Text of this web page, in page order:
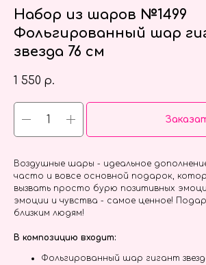
Набор из шаров №1499
Фольгированный шар
звезда 76 см
1 550 р.
Воздушные шары - идеальное
часто и вовсе основной подарок,
вызвать просто бурю позитивных
эмоции и чувства - самое ценное!
близким людям!
В композицию входит:
Фольгированный шар гигант